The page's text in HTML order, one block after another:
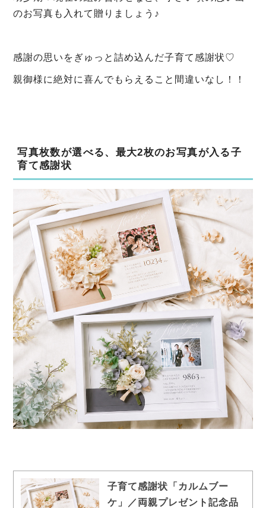
のお写真も入れて贈りましょう♪
感謝の思いをぎゅっと詰め込んだ子育て感謝状♡
親御様に絶対に喜んでもらえること間違いなし！！
写真枚数が選べる、最大2枚のお写真が入る子
育て感謝状
子育て感謝状「カルムブー
ケ」／両親プレゼント記念品